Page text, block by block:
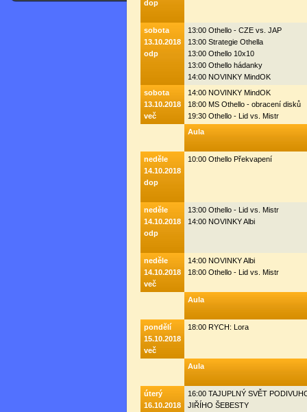
dop
sobota
13.10.2018
odp
13:00 Othello - CZE vs. JAP
13:00 Strategie Othella
13:00 Othello 10x10
13:00 Othello hádanky
14:00 NOVINKY MindOK
sobota
13.10.2018
več
14:00 NOVINKY MindOK
18:00 MS Othello - obracení disků
19:30 Othello - Lid vs. Mistr
Aula
neděle
14.10.2018
dop
10:00 Othello Překvapení
neděle
14.10.2018
odp
13:00 Othello - Lid vs. Mistr
14:00 NOVINKY Albi
neděle
14.10.2018
več
14:00 NOVINKY Albi
18:00 Othello - Lid vs. Mistr
Aula
pondělí
15.10.2018
več
18:00 RYCH: Lora
Aula
úterý
16.10.2018
16:00 TAJUPLNÝ SVĚT
JIŘÍHO ŠEBESTY